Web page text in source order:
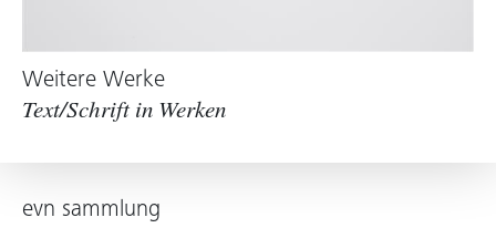
Weitere Werke
Text/Schrift in Werken
evn sammlung